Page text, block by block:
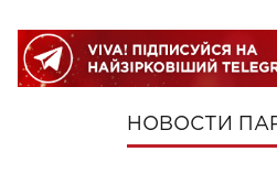
НОВОСТИ